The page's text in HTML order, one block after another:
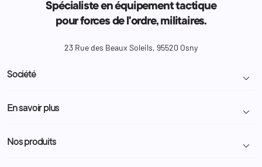
Spécialiste en équipement tactique
pour forces de l'ordre, militaires.
23 Rue des Beaux Soleils, 95520 Osny
Société 
Livraison et retour colis
Demande de devis
En savoir plus 
Programme Fidélité
Nos produits 